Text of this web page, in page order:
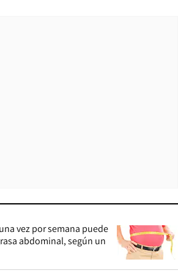
vez por semana puede
abdominal, según un